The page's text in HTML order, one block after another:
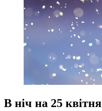
В ніч на 25